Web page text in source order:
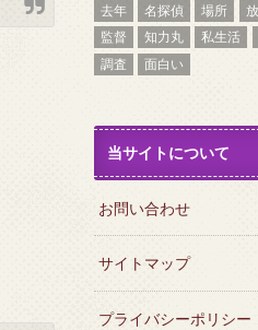
去年
名探偵 場所
監督
知力丸 私生活
調査
面白い
当サイトについて
お問い合わせ
サイトマップ
プライバシーポリシー